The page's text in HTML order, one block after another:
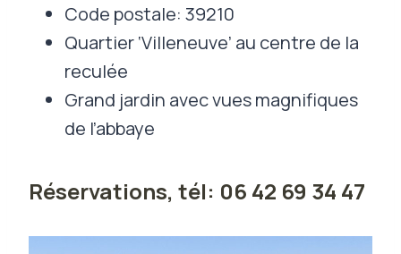
Code postale: 39210
Quartier ‘Villeneuve’ au centre de la
reculée
Grand jardin avec vues magnifiques
de l’abbaye
Réservations, tél: 06 42 69 34 47